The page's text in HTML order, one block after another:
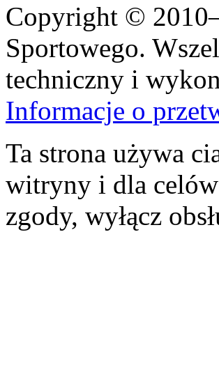
Copyright ©
Sportowego.
techniczny i
Informacje o
Ta strona używa
witryny i dla celów
zgody, wyłącz